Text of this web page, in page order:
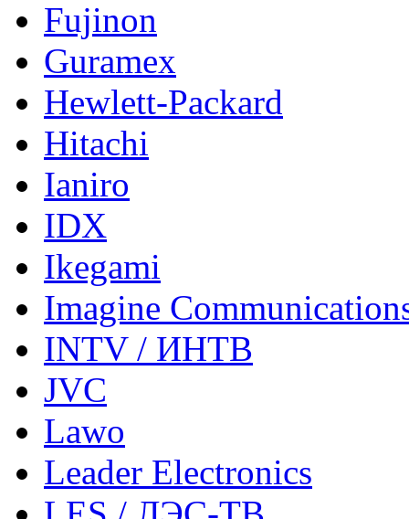
Fujinon
Guramex
Hewlett-Packard
Hitachi
Ianiro
IDX
Ikegami
Imagine
INTV / ИНТВ
JVC
Lawo
Leader Electronics